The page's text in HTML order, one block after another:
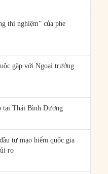
thí nghiệm” của phe
gặp với Ngoại trưởng
tại Thái Bình Dương
tư mạo hiểm quốc gia
ro